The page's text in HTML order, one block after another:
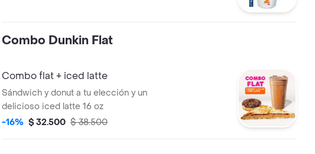
Combo Dunkin Flat
Combo flat + iced latte
Sándwich y donut a tu elección y un
delicioso iced latte 16 oz
-16% $ 32.500 $ 38.500